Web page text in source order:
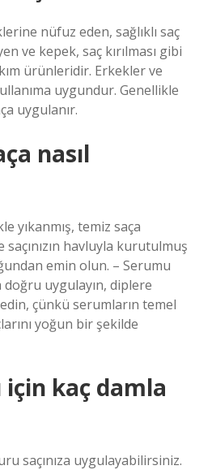
nüfuz eden, sağlıklı saç
ve kepek, saç kırılması gibi
ürünleridir. Erkekler ve
uygundur. Genellikle
uygulanır.
nasıl
yıkanmış, temiz saça
havluyla kurutulmuş
emin olun. – Serumu
doğru uygulayın, diplere
çünkü serumların temel
yoğun bir şekilde
için kaç damla
saçınıza uygulayabilirsiniz.